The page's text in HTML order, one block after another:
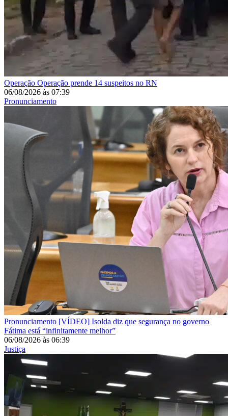
Operação Operação prende 14 suspeitos no RN
06/08/2026 às 07:39
Pronunciamento
Pronunciamento [VÍDEO] Isolda diz que segurança no governo
Fátima está “infinitamente melhor”
06/08/2026 às 06:39
Justiça